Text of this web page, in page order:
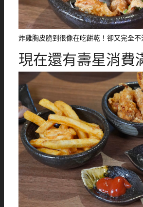
炸雞胸皮脆到很像在吃餅乾！卻又完全不
現在還有壽星消費